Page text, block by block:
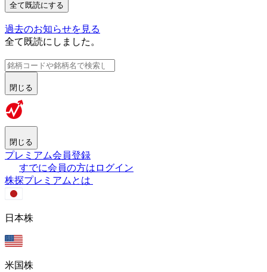
全て既読にする
過去のお知らせを見る
全て既読にしました。
閉じる
閉じる
プレミアム会員登録
すでに会員の方はログイン
株探プレミアムとは
日本株
米国株